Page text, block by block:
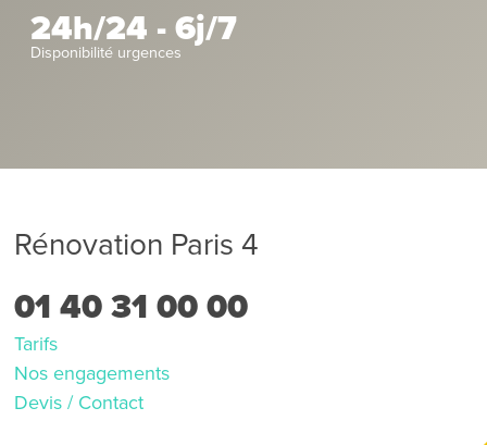
24h/24 - 6j/7
Disponibilité urgences
Rénovation Paris 4
01 40 31 00 00
Tarifs
Nos engagements
Devis / Contact